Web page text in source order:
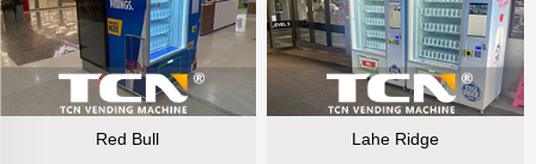
Red Bull Lahe Ridge